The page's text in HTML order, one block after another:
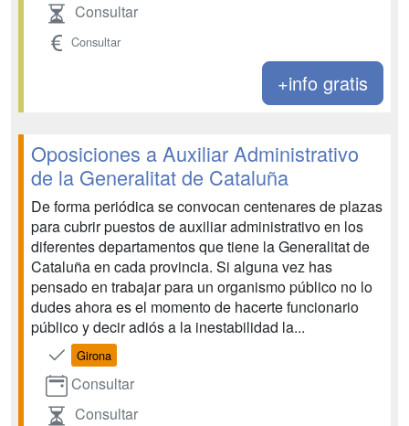
Consultar
Consultar
+info gratis
Oposiciones a Auxiliar Administrativo
de la Generalitat de Cataluña
De forma periódica se convocan centenares de plazas
para cubrir puestos de auxiliar administrativo en los
diferentes departamentos que tiene la Generalitat de
Cataluña en cada provincia. Si alguna vez has
pensado en trabajar para un organismo público no lo
dudes ahora es el momento de hacerte funcionario
público y decir adiós a la inestabilidad la...
Girona
Consultar
Consultar